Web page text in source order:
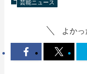
芸能ニュース
よかっ